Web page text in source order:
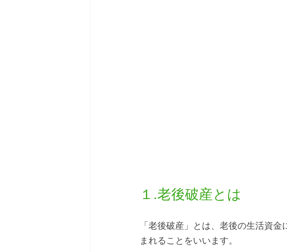
１.老後破産とは
「老後破産」とは、老後の生活資
まれることをいいます。